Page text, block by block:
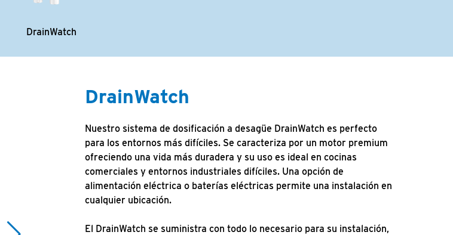
DrainWatch
DrainWatch
Nuestro sistema de dosificación a desagüe DrainWatch es perfecto
para los entornos más difíciles. Se caracteriza por un motor premium
ofreciendo una vida más duradera y su uso es ideal en cocinas
comerciales y entornos industriales difíciles. Una opción de
alimentación eléctrica o baterías eléctricas permite una instalación en
cualquier ubicación.
El DrainWatch se suministra con todo lo necesario para su instalación,